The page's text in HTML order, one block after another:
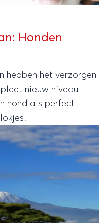
Honden
hebben het verzorgen
nieuw niveau
hond als perfect